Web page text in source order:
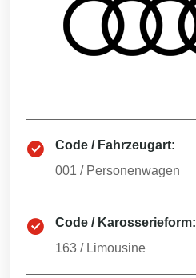
Code / Fahrzeugart:
001 / Personenwagen
Code / Karosserieform:
163 / Limousine